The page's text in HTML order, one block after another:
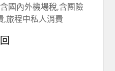
國內外機場稅,含團險
,旅程中私人消費